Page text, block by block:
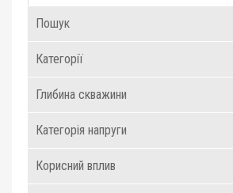
Пошук
Категорії
Глибина скважини
Категорія напруги
Корисний вплив